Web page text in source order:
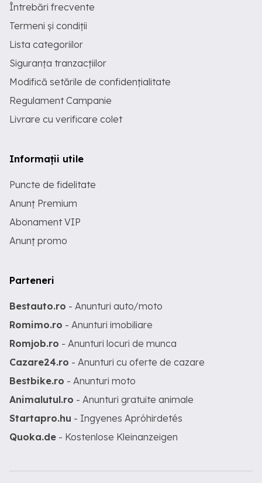
Întrebări frecvente
Termeni și condiții
Lista categoriilor
Siguranța tranzacțiilor
Modifică setările de confidențialitate
Regulament Campanie
Livrare cu verificare colet
Informații utile
Puncte de fidelitate
Anunț Premium
Abonament VIP
Anunț promo
Parteneri
Bestauto.ro - Anunturi auto/moto
Romimo.ro - Anunturi imobiliare
Romjob.ro - Anunturi locuri de munca
Cazare24.ro - Anunturi cu oferte de cazare
Bestbike.ro - Anunturi moto
Animalutul.ro - Anunturi gratuite animale
Startapro.hu - Ingyenes Apróhirdetés
Quoka.de - Kostenlose Kleinanzeigen